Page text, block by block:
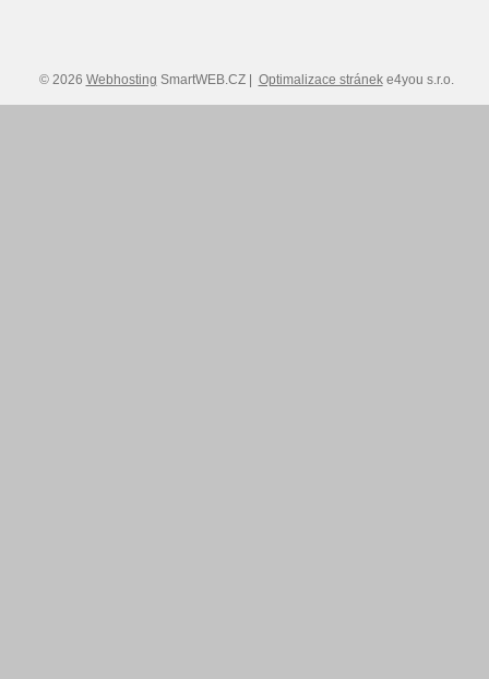
© 2026 Webhosting SmartWEB.CZ | Optimalizace stráneke4you s.r.o.